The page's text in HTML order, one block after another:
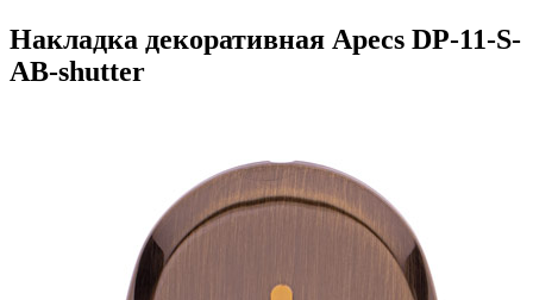
Накладка декоративная Apecs DP-11-S-
AB-shutter